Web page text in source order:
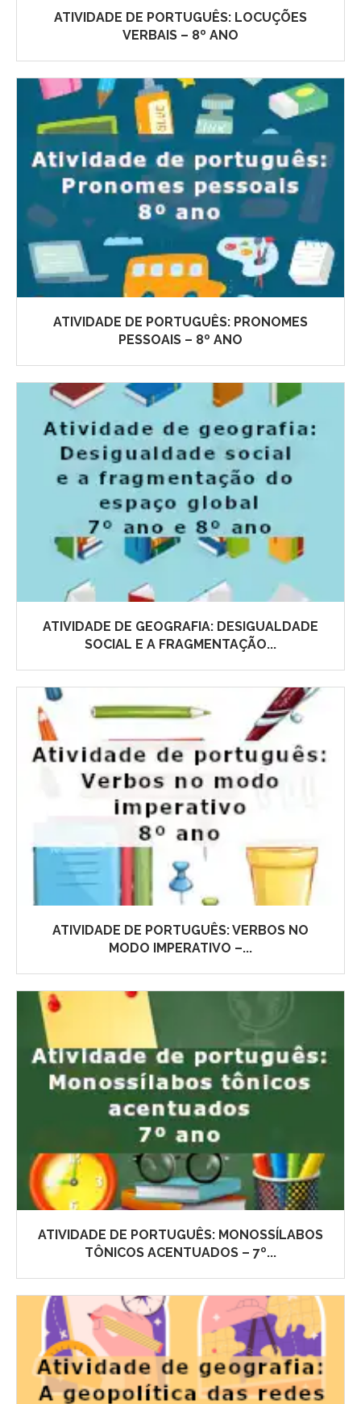
ATIVIDADE DE PORTUGUÊS: LOCUÇÕES
VERBAIS – 8º ANO
ATIVIDADE DE PORTUGUÊS: PRONOMES
PESSOAIS – 8º ANO
ATIVIDADE DE GEOGRAFIA: DESIGUALDADE
SOCIAL E A FRAGMENTAÇÃO...
ATIVIDADE DE PORTUGUÊS: VERBOS NO
MODO IMPERATIVO –...
ATIVIDADE DE PORTUGUÊS: MONOSSÍLABOS
TÔNICOS ACENTUADOS – 7º...